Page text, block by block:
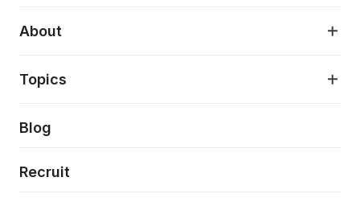
AI駆動開発支援
モダナイゼーション
特徴量エンジニアリングと生成AI
フロントエンド開発
About
About
Topics
Press release
News
Blog
Recruit